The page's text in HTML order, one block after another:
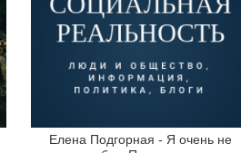
Елена Подгорная - Я очень не